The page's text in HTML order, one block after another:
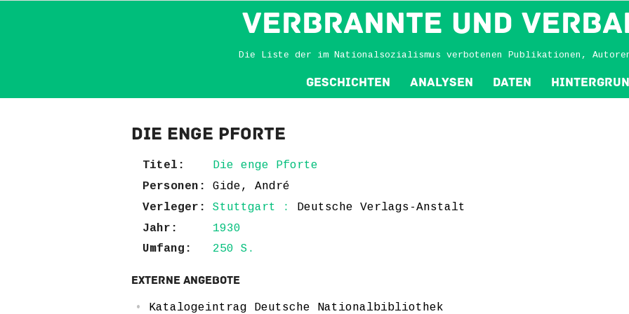
VERBRANNTE und
Die Liste der im Nationalsozialismus verbotenen Publikationen,
Geschichten Analysen Daten
Die enge Pforte
Titel:
Die enge Pforte
Personen:
Gide, André
Verleger:
Stuttgart : Deutsche Verlags-Anstalt
Jahr:
1930
Umfang:
250 S.
Externe Angebote
Katalogeintrag Deutsche Nationalbibliothek